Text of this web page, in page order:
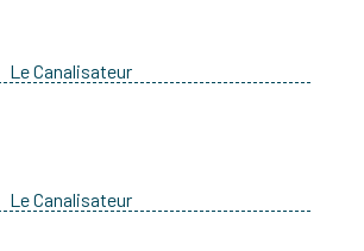
Le Canalisateur
Le Canalisateur